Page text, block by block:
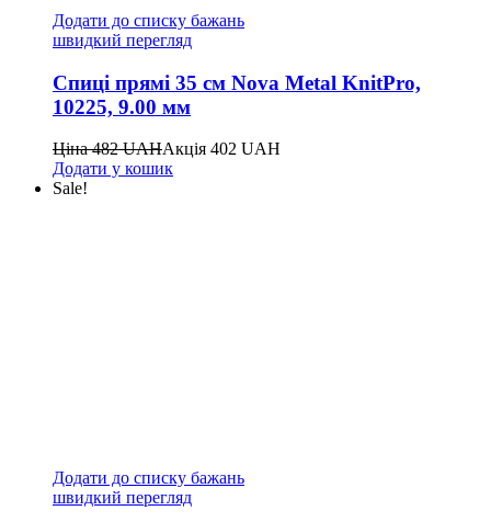
Додати до списку бажань
швидкий перегляд
Спиці прямі 35 см Nova Metal KnitPro,
10225, 9.00 мм
Ціна482UAHАкція 402 UAH
Додати у кошик
Sale!
Додати до списку бажань
швидкий перегляд